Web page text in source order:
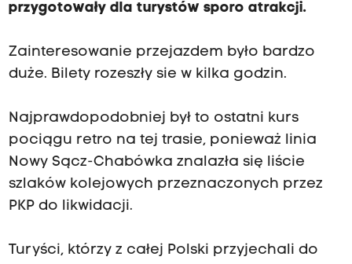
przygotowały dla turystów sporo atrakcji.
Zainteresowanie przejazdem było bardzo
duże. Bilety rozeszły sie w kilka godzin.
Najprawdopodobniej był to ostatni kurs
pociągu retro na tej trasie, ponieważ linia
Nowy Sącz-Chabówka znalazła się liście
szlaków kolejowych przeznaczonych przez
PKP do likwidacji.
Turyści, którzy z całej Polski przyjechali do